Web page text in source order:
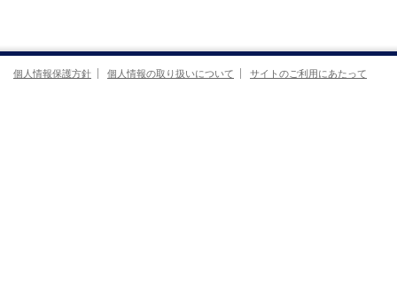
個人情報保護方針 個人情報の取り扱いについて サイトのご利用にあたって